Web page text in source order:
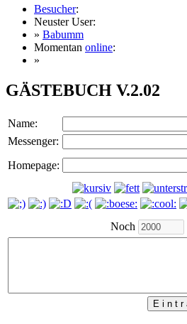
Besucher:
Neuster User:
» Babumm
Momentan online:
»
GÄSTEBUCH V.2.02
Name:
Messenger:
Homepage:
Noch